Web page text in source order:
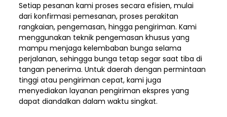
Setiap pesanan kami proses secara efisien, mulai
dari konfirmasi pemesanan, proses perakitan
rangkaian, pengemasan, hingga pengiriman. Kami
menggunakan teknik pengemasan khusus yang
mampu menjaga kelembaban bunga selama
perjalanan, sehingga bunga tetap segar saat tiba di
tangan penerima. Untuk daerah dengan permintaan
tinggi atau pengiriman cepat, kami juga
menyediakan layanan pengiriman ekspres yang
dapat diandalkan dalam waktu singkat.